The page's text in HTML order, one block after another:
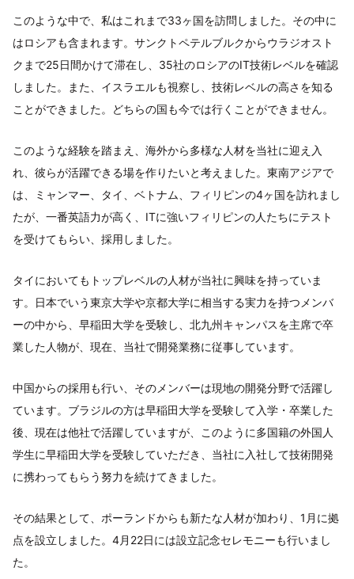
このような中で、私はこれまで33ヶ国を訪問しました。その中に
はロシアも含まれます。サンクトペテルブルクからウラジオスト
クまで25日間かけて滞在し、35社のロシアのIT技術レベルを確認
しました。また、イスラエルも視察し、技術レベルの高さを知る
ことができました。どちらの国も今では行くことができません。
このような経験を踏まえ、海外から多様な人材を当社に迎え入
れ、彼らが活躍できる場を作りたいと考えました。東南アジアで
は、ミャンマー、タイ、ベトナム、フィリピンの4ヶ国を訪れまし
たが、一番英語力が高く、ITに強いフィリピンの人たちにテスト
を受けてもらい、採用しました。
タイにおいてもトップレベルの人材が当社に興味を持っていま
す。日本でいう東京大学や京都大学に相当する実力を持つメンバ
ーの中から、早稲田大学を受験し、北九州キャンパスを主席で卒
業した人物が、現在、当社で開発業務に従事しています。
中国からの採用も行い、そのメンバーは現地の開発分野で活躍し
ています。ブラジルの方は早稲田大学を受験して入学・卒業した
後、現在は他社で活躍していますが、このように多国籍の外国人
学生に早稲田大学を受験していただき、当社に入社して技術開発
に携わってもらう努力を続けてきました。
その結果として、ポーランドからも新たな人材が加わり、1月に拠
点を設立しました。4月22日には設立記念セレモニーも行いまし
た。